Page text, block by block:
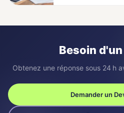
Besoin d'un
Obtenez une réponse sous 24 h
Demander un